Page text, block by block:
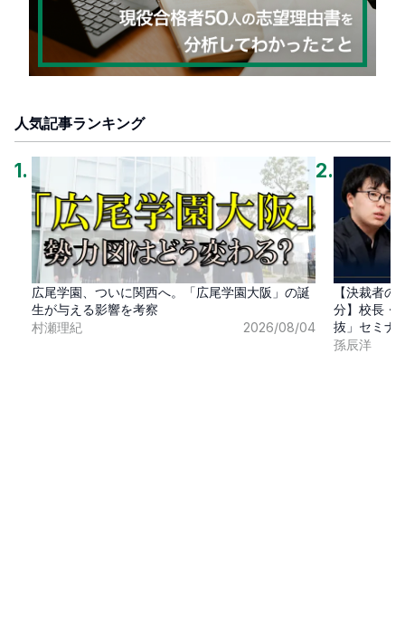
人気記事ランキング
1 .
広尾学園、ついに関西へ。「広尾学園大阪」の誕
生が与える影響を考察
村瀬理紀
2026/08/04
2.
【決裁者
分】校長・
抜」セミナ
孫辰洋